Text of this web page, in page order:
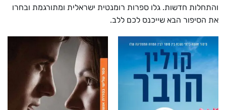
והתחלות חדשות. גלו ספרות רומנטית ישראלית ומתורגמת ובחרו
את הסיפור הבא שייכנס לכם ללב.